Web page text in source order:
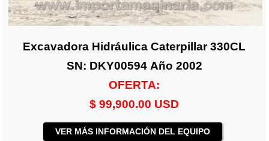
Excavadora Hidráulica Caterpillar 330CL
SN: DKY00594 Año 2002
OFERTA:
$ 99,900.00 USD
VER MÁS INFORMACIÓN DEL EQUIPO